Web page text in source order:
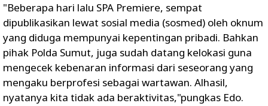
"Beberapa hari lalu SPA Premiere, sempat
dipublikasikan lewat sosial media (sosmed) oleh oknum
yang diduga mempunyai kepentingan pribadi. Bahkan
pihak Polda Sumut, juga sudah datang kelokasi guna
mengecek kebenaran informasi dari seseorang yang
mengaku berprofesi sebagai wartawan. Alhasil,
nyatanya kita tidak ada beraktivitas,"pungkas Edo.